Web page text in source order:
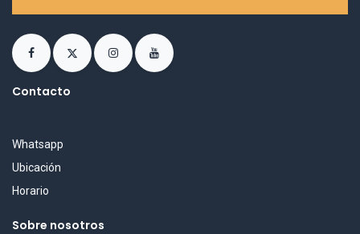
Contacto
Whatsapp
Ubicación
Horario
Sobre nosotros